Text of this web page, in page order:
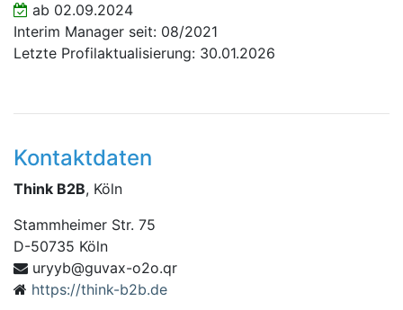
ab 02.09.2024
Interim Manager seit: 08/2021
Letzte Profilaktualisierung: 30.01.2026
Kontaktdaten
Think B2B, Köln
Stammheimer Str. 75
D-50735 Köln
rq.o2o-x
avug@byyru
https://think-b2b.de